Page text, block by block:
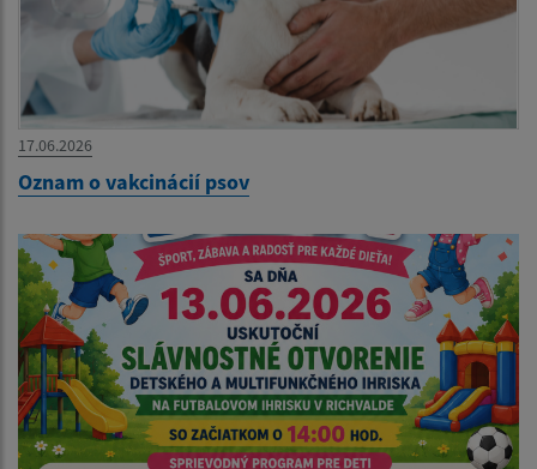
17.06.2026
Oznam o vakcinácií psov